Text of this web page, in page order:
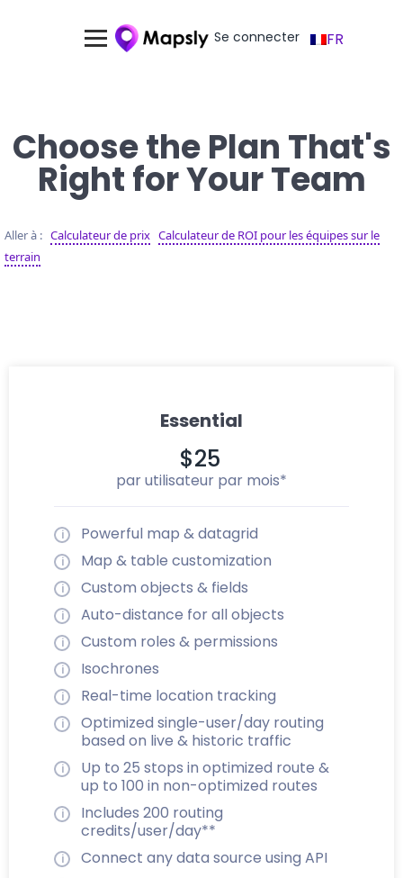
Se connecter FR
Choose the Plan That's
Right for Your Team
Aller à : Calculateur de prix Calculateur de ROI pour les équipes sur le
terrain
Essential
$25
par utilisateur par mois*
Powerful map & datagrid
Map & table customization
Custom objects & fields
Auto-distance for all objects
Custom roles & permissions
Isochrones
Real-time location tracking
Optimized single-user/day routing
based on live & historic traffic
Up to 25 stops in optimized route &
up to 100 in non-optimized routes
Includes 200 routing
credits/user/day**
Connect any data source using API